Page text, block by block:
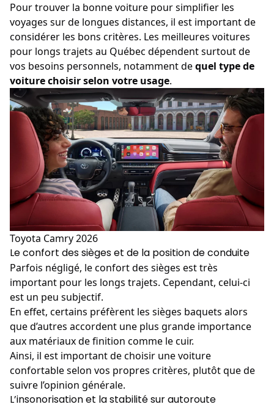
Pour trouver la bonne voiture pour simplifier les
voyages sur de longues distances, il est important de
considérer les bons critères. Les meilleures voitures
pour longs trajets au Québec dépendent surtout de
vos besoins personnels, notamment dequel type de
voiture choisir selon votre usage.
Toyota Camry 2026
Le confort des sièges et de la position de conduite
Parfois négligé, le confort des sièges est très
important pour les longs trajets. Cependant, celui-ci
est un peu subjectif.
En effet, certains préfèrent les sièges baquets alors
que d’autres accordent une plus grande importance
aux matériaux de finition comme le cuir.
Ainsi, il est important de choisir une voiture
confortable selon vos propres critères, plutôt que de
suivre l’opinion générale.
L’insonorisation et la stabilité sur autoroute